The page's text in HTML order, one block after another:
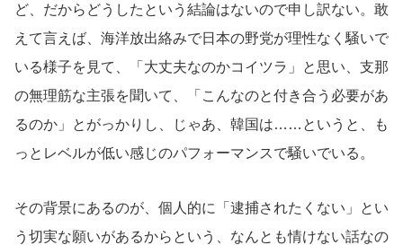
ど、だからどうしたという結論はないので申し訳ない。敢
えて言えば、海洋放出絡みで日本の野党が理性なく騒いで
いる様子を見て、「大丈夫なのかコイツラ」と思い、支那
の無理筋な主張を聞いて、「こんなのと付き合う必要があ
るのか」とがっかりし、じゃあ、韓国は……というと、も
っとレベルが低い感じのパフォーマンスで騒いでいる。
その背景にあるのが、個人的に「逮捕されたくない」とい
う切実な願いがあるからという、なんとも情けない話なの